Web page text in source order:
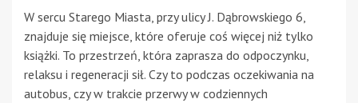
W sercu Starego Miasta, przy ulicy J. Dąbrowskiego 6,
znajduje się miejsce, które oferuje coś więcej niż tylko
książki. To przestrzeń, która zaprasza do odpoczynku,
relaksu i regeneracji sił. Czy to podczas oczekiwania na
autobus, czy w trakcie przerwy w codziennych